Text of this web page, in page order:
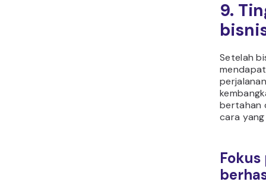
9.
Setelah
bertahan
cara